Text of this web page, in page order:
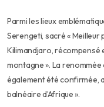
Parmi les lieux
Serengeti, sacré « Meilleur
Kilimandjaro, récompensé
montagne ». La
également été confirmée,
balnéaire d’Afrique ».